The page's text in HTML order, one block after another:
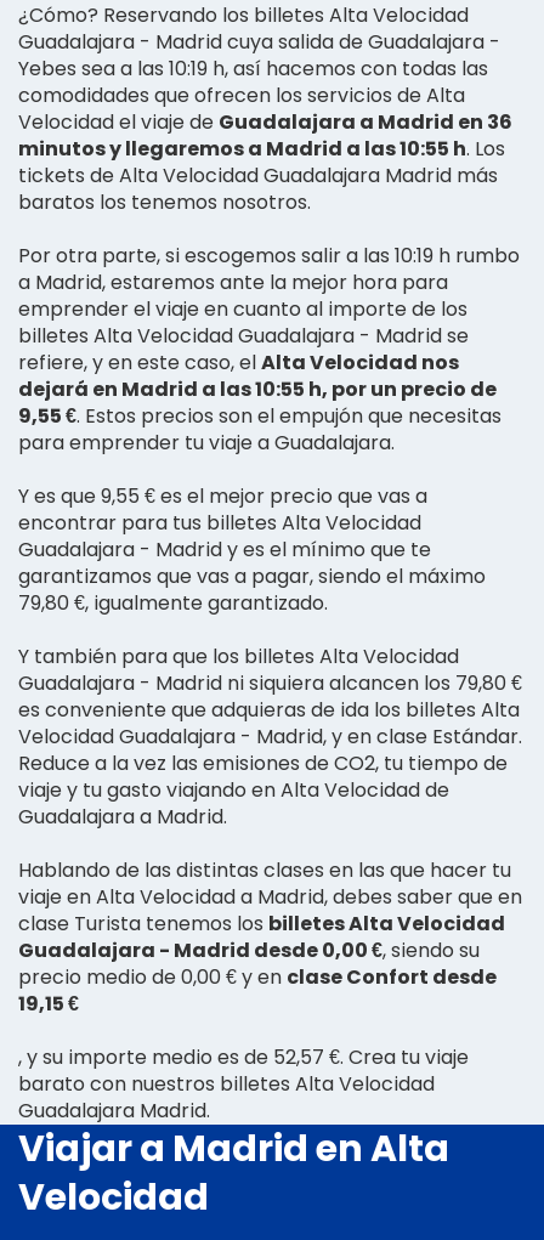
¿Cómo? Reservando los billetes Alta Velocidad
Guadalajara - Madrid cuya salida de Guadalajara -
Yebes sea a las 10:19 h, así hacemos con todas las
comodidades que ofrecen los servicios de Alta
Velocidad el viaje de Guadalajara a Madrid en 36
minutos y llegaremos a Madrid a las 10:55 h. Los
tickets de Alta Velocidad Guadalajara Madrid más
baratos los tenemos nosotros.
Por otra parte, si escogemos salir a las 10:19 h rumbo
a Madrid, estaremos ante la mejor hora para
emprender el viaje en cuanto al importe de los
billetes Alta Velocidad Guadalajara - Madrid se
refiere, y en este caso, elAlta Velocidad nos
dejará en Madrid a las 10:55 h, por un precio de
9,55 €. Estos precios son el empujón que necesitas
para emprender tu viaje a Guadalajara.
Y es que 9,55 € es el mejor precio que vas a
encontrar para tus billetes Alta Velocidad
Guadalajara - Madrid y es el mínimo que te
garantizamos que vas a pagar, siendo el máximo
79,80 €, igualmente garantizado.
Y también para que los billetes Alta Velocidad
Guadalajara - Madrid ni siquiera alcancen los 79,80 €
es conveniente que adquieras de ida los billetes Alta
Velocidad Guadalajara - Madrid, y en clase Estándar.
Reduce a la vez las emisiones de CO2, tu tiempo de
viaje y tu gasto viajando en Alta Velocidad de
Guadalajara a Madrid.
Hablando de las distintas clases en las que hacer tu
viaje en Alta Velocidad a Madrid, debes saber que en
clase Turista tenemos los billetes Alta Velocidad
Guadalajara - Madrid desde 0,00 €, siendo su
precio medio de 0,00 € y en clase Confort desde
19,15 €
, y su importe medio es de 52,57 €. Crea tu viaje
barato con nuestros billetes Alta Velocidad
Guadalajara Madrid.
Viajar a Madrid en Alta
Velocidad